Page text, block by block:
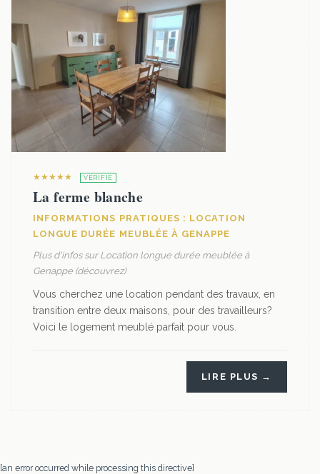
★★★★★ VÉRIFIÉ
La ferme blanche
INFORMATIONS PRATIQUES : LOCATION
LONGUE DURÉE MEUBLÉE À GENAPPE
Plus d'infos sur Location longue durée meublée à
Genappe (découvrez)
Vous cherchez une location pendant des travaux, en
transition entre deux maisons, pour des travailleurs?
Voici le logement meublé parfait pour vous.
LIRE PLUS →
[an error occurred while processing this directive]